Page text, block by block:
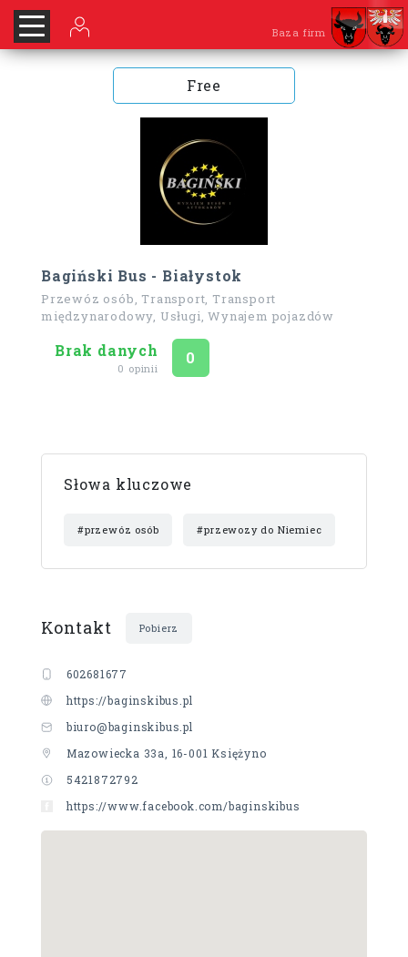
Baza firm
Free
Bagiński Bus - Białystok
Przewóz osób, Transport, Transport
międzynarodowy, Usługi, Wynajem pojazdów
Brak danych
0 opinii
Ocena
0
Słowa kluczowe
#przewóz osób #przewozy do Niemiec
Kontakt Pobierz
602681677
https://baginskibus.pl
biuro@baginskibus.pl
Mazowiecka 33a, 16-001 Księżyno
5421872792
https://www.facebook.com/baginskibus